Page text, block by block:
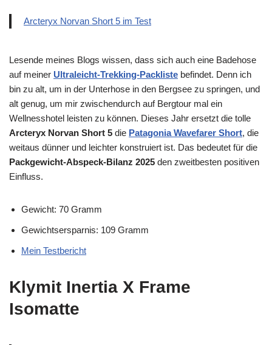
Arcteryx Norvan Short 5 im Test
Lesende meines Blogs wissen, dass sich auch eine Badehose
auf meiner Ultraleicht-Trekking-Packliste befindet. Denn ich
bin zu alt, um in der Unterhose in den Bergsee zu springen, und
alt genug, um mir zwischendurch auf Bergtour mal ein
Wellnesshotel leisten zu können. Dieses Jahr ersetzt die tolle
Arcteryx Norvan Short 5 die Patagonia Wavefarer Short, die
weitaus dünner und leichter konstruiert ist. Das bedeutet für die
Packgewicht-Abspeck-Bilanz 2025 den zweitbesten positiven
Einfluss.
Gewicht: 70 Gramm
Gewichtsersparnis: 109 Gramm
Mein Testbericht
Klymit Inertia X Frame
Isomatte